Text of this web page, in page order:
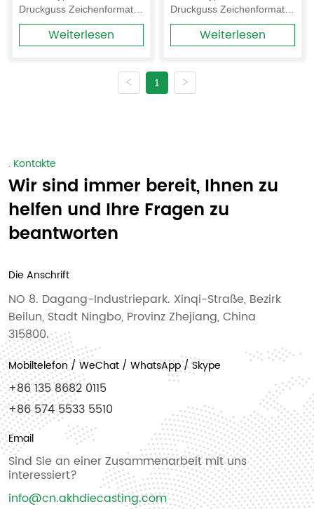
benutzerdefinierte Teile
Druckguss Zeichenformate:
3D-Zeichnung (STP oder
IGS); und 2D-Zeichnung
Weiterlesen
Druckguss Zeichenformate:
3D-Zeichnung (STP oder
IGS); und 2D-Zeichnung
0,1mm
Weiterlesen
1
. Kontakte
Wir sind immer bereit, Ihnen zu
helfen und Ihre Fragen zu
beantworten
Die Anschrift
NO 8. Dagang-Industriepark. Xinqi-Straße, Bezirk
Beilun, Stadt Ningbo, Provinz Zhejiang, China
315800.
Mobiltelefon / WeChat / WhatsApp / Skype
+86 135 8682 0115
+86 574 5533 5510
Email
Sind Sie an einer Zusammenarbeit mit uns
interessiert?
info@cn.akhdiecasting.com